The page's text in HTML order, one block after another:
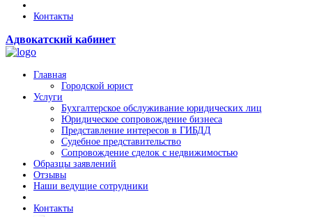
Контакты
Адвокатский кабинет
Главная
Городской юрист
Услуги
Бухгалтерское обслуживание юридических лиц
Юридическое сопровождение бизнеса
Представление интересов в ГИБДД
Судебное представительство
Сопровождение сделок с недвижимостью
Образцы заявлений
Отзывы
Наши ведущие сотрудники
Контакты